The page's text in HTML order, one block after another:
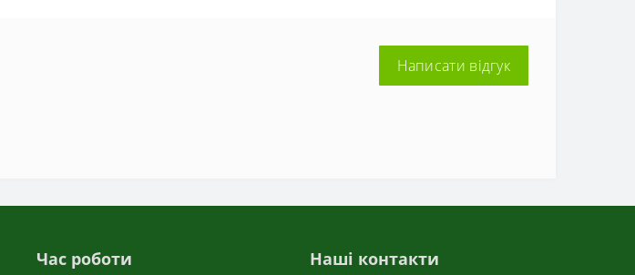
Написати відгук
Час роботи Наші контакти